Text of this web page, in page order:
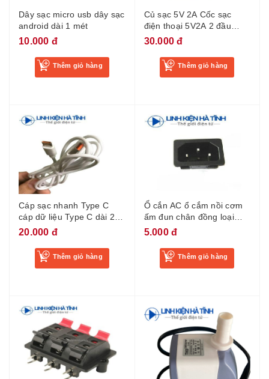
Dây sạc micro usb dây sạc
android dài 1 mét
10.000 đ
Thêm giỏ hàng
Củ sạc 5V 2A Cốc sạc
điện thoại 5V2A 2 đầu
USB
30.000 đ
Thêm giỏ hàng
Cáp sạc nhanh Type C
cáp dữ liệu Type C dài 2
mét
20.000 đ
Thêm giỏ hàng
Ổ cắn AC ổ cắm nồi cơm
ấm đun chân đồng loại
vuông không có tai bắt ốc
5.000 đ
Thêm giỏ hàng